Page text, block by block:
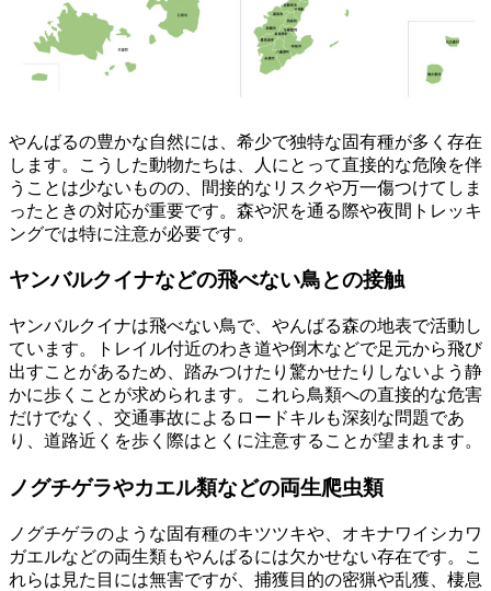
やんばるの豊かな自然には、希少で独特な固有種が多く存在
します。こうした動物たちは、人にとって直接的な危険を伴
うことは少ないものの、間接的なリスクや万一傷つけてしま
ったときの対応が重要です。森や沢を通る際や夜間トレッキ
ングでは特に注意が必要です。
ヤンバルクイナなどの飛べない鳥との接触
ヤンバルクイナは飛べない鳥で、やんばる森の地表で活動し
ています。トレイル付近のわき道や倒木などで足元から飛び
出すことがあるため、踏みつけたり驚かせたりしないよう静
かに歩くことが求められます。これら鳥類への直接的な危害
だけでなく、交通事故によるロードキルも深刻な問題であ
り、道路近くを歩く際はとくに注意することが望まれます。
ノグチゲラやカエル類などの両生爬虫類
ノグチゲラのような固有種のキツツキや、オキナワイシカワ
ガエルなどの両生類もやんばるには欠かせない存在です。こ
れらは見た目には無害ですが、捕獲目的の密猟や乱獲、棲息